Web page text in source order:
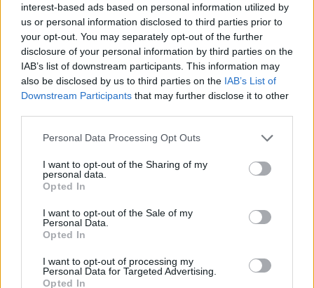
interest-based ads based on personal information utilized by
us or personal information disclosed to third parties prior to
your opt-out. You may separately opt-out of the further
disclosure of your personal information by third parties on the
IAB’s list of downstream participants. This information may
also be disclosed by us to third parties on the IAB’s List of
Downstream Participants that may further disclose it to other
Personal Data Processing Opt Outs
I want to opt-out of the Sharing of my
personal data.
Opted In
I want to opt-out of the Sale of my
Personal Data.
Opted In
I want to opt-out of processing my
Personal Data for Targeted Advertising.
Opted In
Esim for Global
for Turkey|Esim for Germany|Esim for Greece |
for Asia|Esim for World Cup 2026